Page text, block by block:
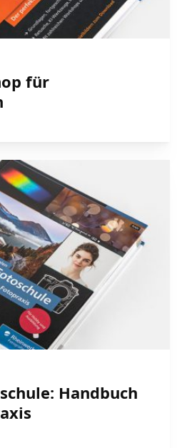
für
Handbuch